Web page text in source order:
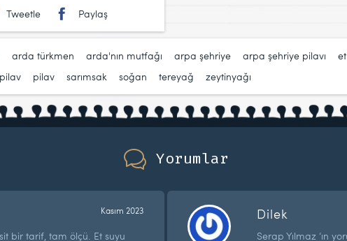
Tweetle Paylaş
arda türkmen arda'nın mutfağı arpa şehriye arpa şehriye pilavı
pilav sarımsak soğan tereyağ zeytinyağı
Yorumlar
Kasım 2023
bir tarif, tam ölçü. Et suyu
Dilek
Serap Yılmaz ‘ın